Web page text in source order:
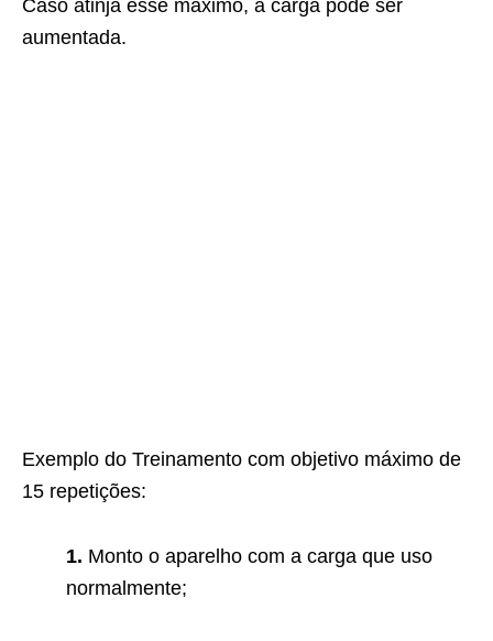
Caso atinja esse máximo, a carga pode ser
aumentada.
Exemplo do Treinamento com objetivo máximo de
15 repetições:
1. Monto o aparelho com a carga que uso
normalmente;